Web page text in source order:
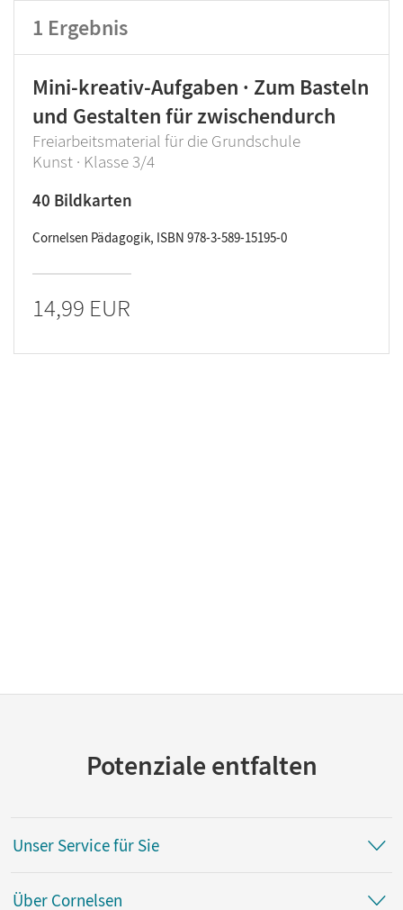
Klassenstufe
Produktart
1 Ergebnis
Mini-kreativ-Aufgaben · Zum Basteln
und Gestalten für zwischendurch
Freiarbeitsmaterial für die Grundschule
Kunst · Klasse 3/4
40 Bildkarten
Cornelsen Pädagogik, ISBN 978-3-589-15195-0
14,99 EUR
Potenziale entfalten
Unser Service für Sie
Über Cornelsen